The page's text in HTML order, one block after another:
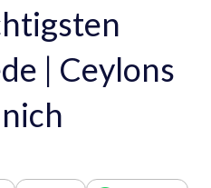
| Ceylons